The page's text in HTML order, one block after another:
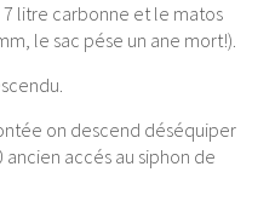
litre carbonne et le matos
le sac pése un ane mort!).
on descend déséquiper
accés au siphon de